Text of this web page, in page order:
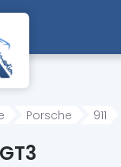
principal
Porsche 911